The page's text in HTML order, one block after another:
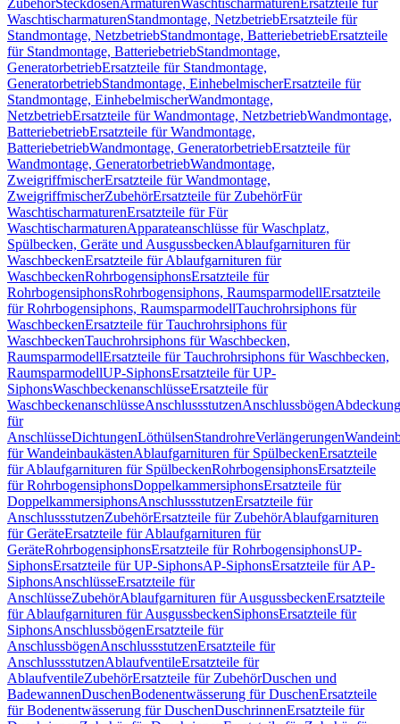
ZubehörSteckdosenArmaturenWaschtischarmaturen Ersatzteile für
WaschtischarmaturenStandmontage, NetzbetriebErsatzteile für
Standmontage, NetzbetriebStandmontage, BatteriebetriebErsatzteile
für Standmontage, BatteriebetriebStandmontage,
GeneratorbetriebErsatzteile für Standmontage,
GeneratorbetriebStandmontage, EinhebelmischerErsatzteile für
Standmontage, EinhebelmischerWandmontage,
NetzbetriebErsatzteile für Wandmontage, NetzbetriebWandmontage,
BatteriebetriebErsatzteile für Wandmontage,
BatteriebetriebWandmontage, GeneratorbetriebErsatzteile für
Wandmontage, GeneratorbetriebWandmontage,
ZweigriffmischerErsatzteile für Wandmontage,
ZweigriffmischerZubehörErsatzteile für ZubehörFür
WaschtischarmaturenErsatzteile für Für
WaschtischarmaturenApparateanschlüsse für Waschplatz,
Spülbecken, Geräte und AusgussbeckenAblaufgarnituren für
WaschbeckenErsatzteile für Ablaufgarnituren für
WaschbeckenRohrbogensiphonsErsatzteile für
RohrbogensiphonsRohrbogensiphons, RaumsparmodellErsatzteile
für Rohrbogensiphons, RaumsparmodellTauchrohrsiphons für
WaschbeckenErsatzteile für Tauchrohrsiphons für
WaschbeckenTauchrohrsiphons für Waschbecken,
RaumsparmodellErsatzteile für Tauchrohrsiphons für Waschbecken,
RaumsparmodellUP-SiphonsErsatzteile für UP-
SiphonsWaschbeckenanschlüsseErsatzteile für
WaschbeckenanschlüsseAnschlussstutzenAnschlussbögen
für
AnschlüsseDichtungenLöthülsenStandrohreVerlängerungen
für WandeinbaukästenAblaufgarnituren für SpülbeckenErsatzteile
für Ablaufgarnituren für SpülbeckenRohrbogensiphonsErsatzteile
für RohrbogensiphonsDoppelkammersiphonsErsatzteile für
DoppelkammersiphonsAnschlussstutzenErsatzteile für
AnschlussstutzenZubehörErsatzteile für ZubehörAblaufgarnituren
für GeräteErsatzteile für Ablaufgarnituren für
GeräteRohrbogensiphonsErsatzteile für RohrbogensiphonsUP-
SiphonsErsatzteile für UP-SiphonsAP-SiphonsErsatzteile für AP-
SiphonsAnschlüsseErsatzteile für
AnschlüsseZubehörAblaufgarnituren für AusgussbeckenErsatzteile
für Ablaufgarnituren für AusgussbeckenSiphonsErsatzteile für
SiphonsAnschlussbögenErsatzteile für
AnschlussbögenAnschlussstutzenErsatzteile für
AnschlussstutzenAblaufventileErsatzteile für
AblaufventileZubehörErsatzteile für ZubehörDuschen und
BadewannenDuschenBodenentwässerung für DuschenErsatzteile
für Bodenentwässerung für DuschenDuschrinnenErsatzteile für